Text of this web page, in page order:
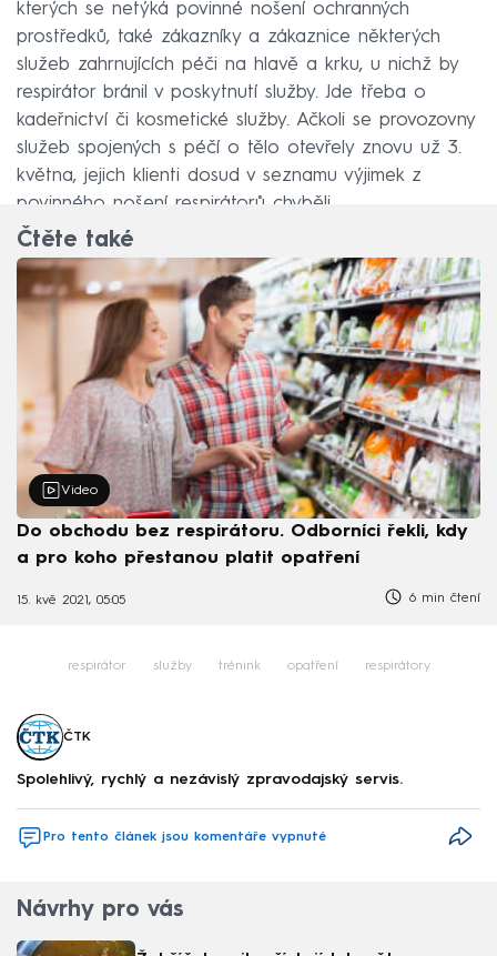
kterých se netýká povinné nošení ochranných
prostředků, také zákazníky a zákaznice některých
služeb zahrnujících péči na hlavě a krku, u nichž by
respirátor bránil v poskytnutí služby. Jde třeba o
kadeřnictví či kosmetické služby. Ačkoli se provozovny
služeb spojených s péčí o tělo otevřely znovu už 3.
května, jejich klienti dosud v seznamu výjimek z
povinného nošení respirátorů chyběli.
Čtěte také
Video
Do obchodu bez respirátoru. Odborníci řekli, kdy
a pro koho přestanou platit opatření
15. kvě 2021, 05:05 6 min čtení
respirátor služby trénink opatření respirátory
ČTK
Spolehlivý, rychlý a nezávislý zpravodajský servis.
Pro tento článek jsou komentáře vypnuté
Návrhy pro vás